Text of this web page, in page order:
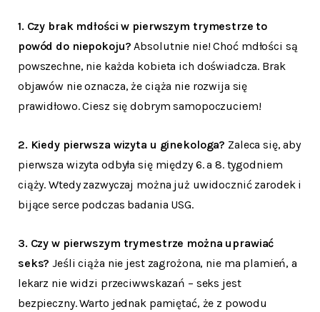
1. Czy brak mdłości w pierwszym trymestrze to
powód do niepokoju? Absolutnie nie! Choć mdłości są
powszechne, nie każda kobieta ich doświadcza. Brak
objawów nie oznacza, że ciąża nie rozwija się
prawidłowo. Ciesz się dobrym samopoczuciem!
2. Kiedy pierwsza wizyta u ginekologa? Zaleca się, aby
pierwsza wizyta odbyła się między 6. a 8. tygodniem
ciąży. Wtedy zazwyczaj można już uwidocznić zarodek i
bijące serce podczas badania USG.
3. Czy w pierwszym trymestrze można uprawiać
seks? Jeśli ciąża nie jest zagrożona, nie ma plamień, a
lekarz nie widzi przeciwwskazań – seks jest
bezpieczny. Warto jednak pamiętać, że z powodu